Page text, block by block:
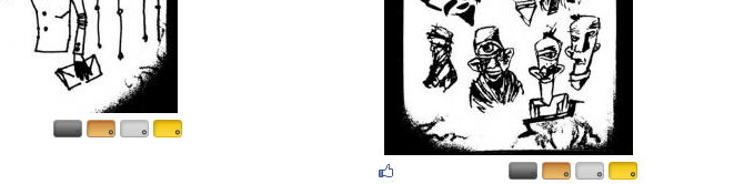
۰ ۰ ۰ ۰
۰ ۰ ۰
۰